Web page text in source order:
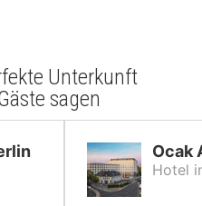
Unterkunft
sagen
Ocak
Hotel